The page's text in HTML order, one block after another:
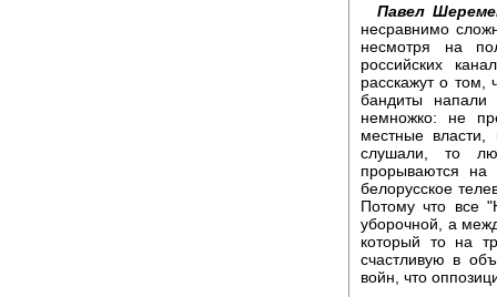
Павел
несравнимо
несмотря на
российских
расскажут о том,
бандиты
немножко: не
местные
слушали, то
прорываются на
белорусское
Потому что все
уборочной, а
который то на
счастливую в
войн, что